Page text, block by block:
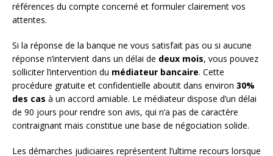
références du compte concerné et formuler clairement vos
attentes.
Si la réponse de la banque ne vous satisfait pas ou si aucune
réponse n’intervient dans un délai de deux mois, vous pouvez
solliciter l’intervention du médiateur bancaire. Cette
procédure gratuite et confidentielle aboutit dans environ 30%
des cas à un accord amiable. Le médiateur dispose d’un délai
de 90 jours pour rendre son avis, qui n’a pas de caractère
contraignant mais constitue une base de négociation solide.
Les démarches judiciaires représentent l’ultime recours lorsque